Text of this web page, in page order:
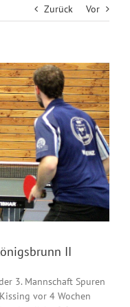
Zurück Vor
II
3. Mannschaft Spuren
vor 4 Wochen